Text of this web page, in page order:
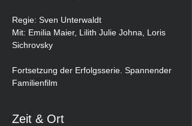
Regie: Sven Unterwaldt
Mit: Emilia Maier, Lilith Julie Johna, Loris
Sichrovsky
Fortsetzung der Erfolgsserie. Spannender
Familienfilm
Zeit & Ort